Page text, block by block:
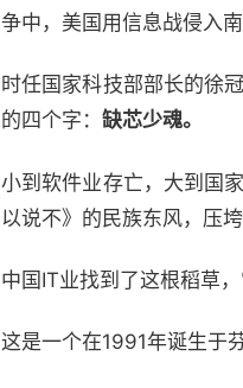
争中，美国用信息战侵入
时任国家科技部部长的徐
的四个字： 缺芯少魂。
小到软件业存亡，大到国
以说不》的民族东风，压
中国IT业找到了这根稻草
这是一个在1991年诞生于